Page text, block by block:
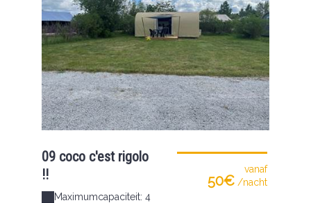
09 coco c'est rigolo
!!
Maximumcapaciteit: 4
vanaf
50€ /nacht